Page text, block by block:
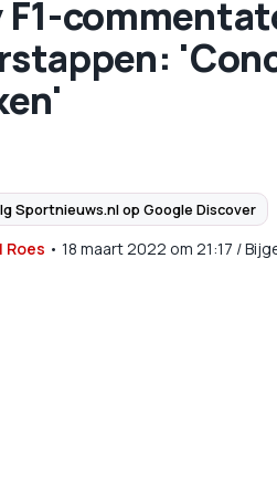
F1-
Sportnieuws.nl op Google Discover
Roes • 18 maart 2022 om 21:17 /